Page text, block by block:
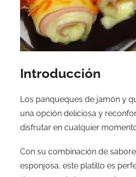
Introducción
Los panqueques de jamón y
una opción deliciosa y
disfrutar en cualquier
Con su combinación de
esponjosa, este platillo es